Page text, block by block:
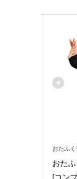
おたふ
おた